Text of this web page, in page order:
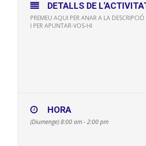
DETALLS DE
PREMEU AQUI PER ANAR A LA
I PER APUNTAR-VOS-HI
HORA
(Diumenge) 8:00 am - 2:00 pm